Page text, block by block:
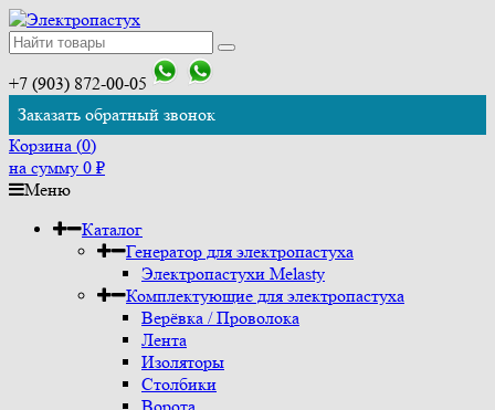
+7 (903) 872-00-05
Заказать обратный звонок
Корзина (0)
на сумму 0 ₽
Меню
Каталог
Генератор для электропастуха
Электропастухи Melasty
Комплектующие для электропастуха
Верёвка / Проволока
Лента
Изоляторы
Столбики